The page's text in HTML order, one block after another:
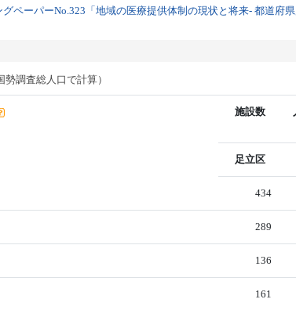
グペーパーNo.323「地域の医療提供体制の現状と将来- 都道府
調査総人口で計算）
施設数
足立区
434
289
136
161